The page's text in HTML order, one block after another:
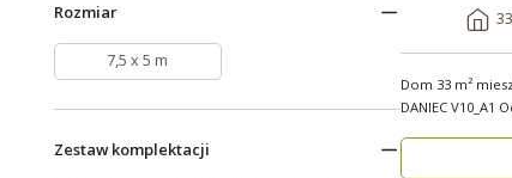
Rozmiar
7,5 x 5 m
Zestaw komplektacji
Dom 33 m²
DANIEC V10_A1 Odkryj nowoczesny dom